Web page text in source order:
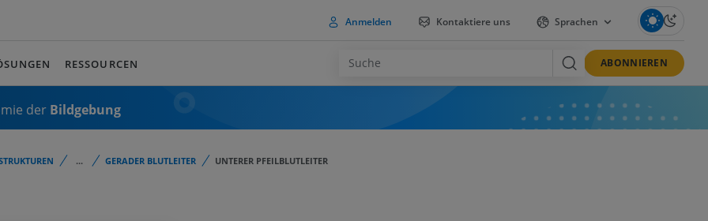
Anmelden Kontaktiere uns Sprachen
RESSOURCEN ABONNIEREN
der Bildgebung
... GERADER BLUTLEITER UNTERER PFEILBLUTLEITER